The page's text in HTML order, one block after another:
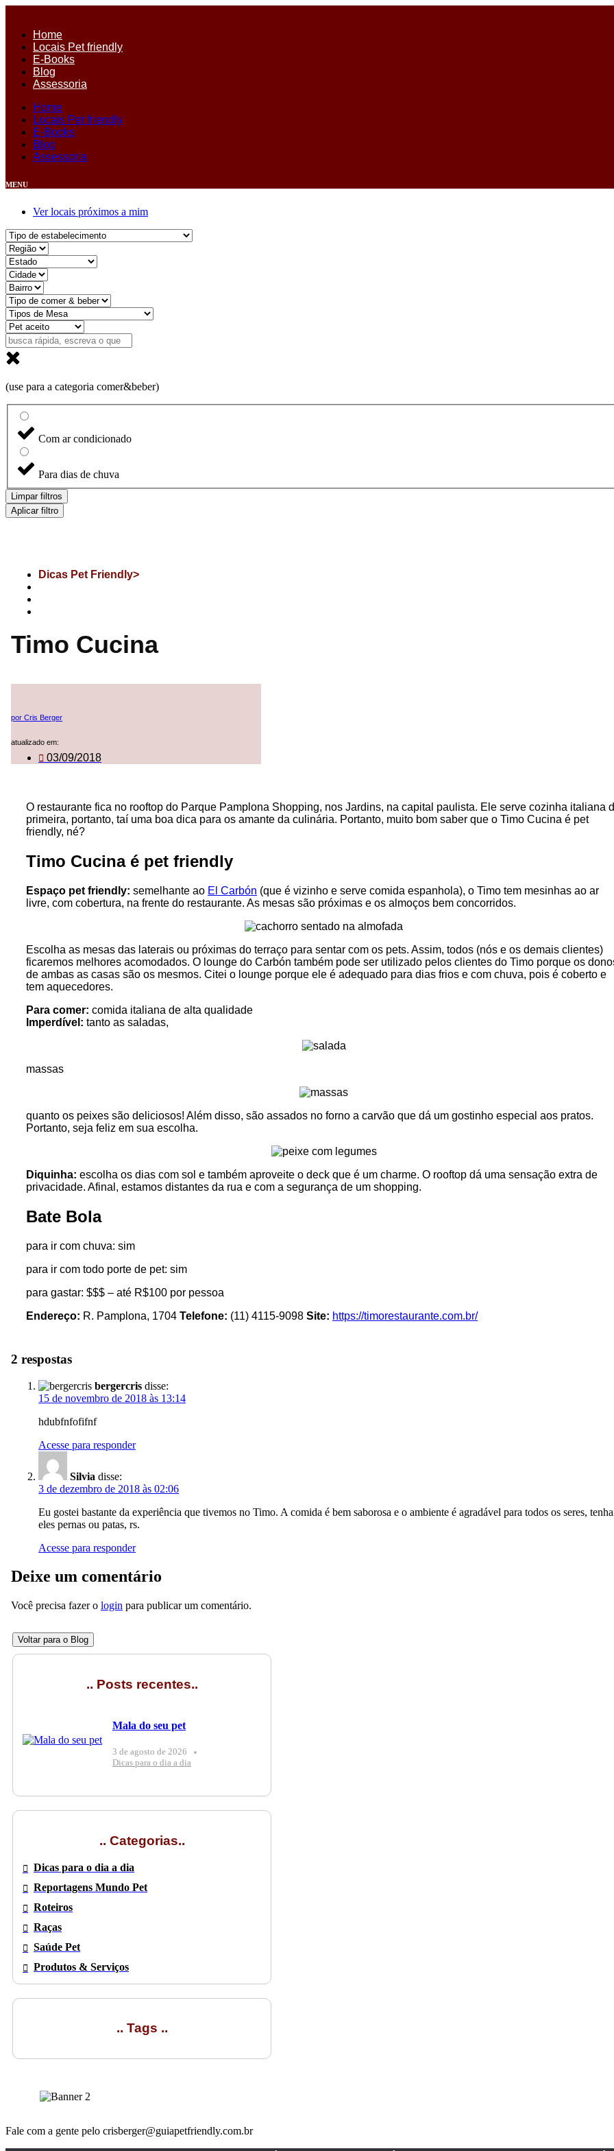
conteúdo
Home
Locais Pet friendly
E-Books
Blog
Assessoria
Home
Locais Pet friendly
E-Books
Blog
Assessoria
MENU
Ver locais próximos a mim
(use para a categoria comer&beber)
Com ar condicionado
Para dias de chuva
Limpar filtros
Aplicar filtro
Dicas Pet Friendly>
Timo Cucina
por Cris Berger
atualizado em:
03/09/2018
O restaurante fica no rooftop do Parque Pamplona Shopping, nos Jardins, na capital paulista. Ele serve cozinha italiana
primeira, portanto, taí uma boa dica para os amante da culinária. Portanto, muito bom saber que o Timo Cucina é pet
friendly, né?
Timo Cucina é pet friendly
Espaço pet friendly: semelhante ao El Carbón (que é vizinho e serve comida espanhola), o Timo tem mesinhas ao ar
livre, com cobertura, na frente do restaurante. As mesas são próximas e os almoços bem concorridos.
Escolha as mesas das laterais ou próximas do terraço para sentar com os pets. Assim, todos (nós e os demais clientes)
ficaremos melhores acomodados. O lounge do Carbón também pode ser utilizado pelos clientes do Timo porque os
de ambas as casas são os mesmos. Citei o lounge porque ele é adequado para dias frios e com chuva, pois é coberto e
tem aquecedores.
Para comer: comida italiana de alta qualidade
Imperdível: tanto as saladas,
massas
quanto os peixes são deliciosos! Além disso, são assados no forno a carvão que dá um gostinho especial aos pratos.
Portanto, seja feliz em sua escolha.
Diquinha: escolha os dias com sol e também aproveite o deck que é um charme. O rooftop dá uma sensação extra de
privacidade. Afinal, estamos distantes da rua e com a segurança de um shopping.
Bate Bola
para ir com chuva: sim
para ir com todo porte de pet: sim
para gastar: $$$ – até R$100 por pessoa
Endereço: R. Pamplona, 1704 Telefone: (11) 4115-9098 Site: https://timorestaurante.com.br/
2 respostas
bergercris disse:
15 de novembro de 2018 às 13:14
hdubfnfofifnf
Acesse para responder
Silvia disse:
3 de dezembro de 2018 às 02:06
Eu gostei bastante da experiência que tivemos no Timo. A comida é bem saborosa e o ambiente é agradável para todos os seres,
eles pernas ou patas, rs.
Acesse para responder
Deixe um comentário
Você precisa fazer o login para publicar um comentário.
Voltar para o Blog
.. Posts recentes..
Mala do seu pet
3 de agosto de 2026
Dicas para o dia a dia
.. Categorias..
Dicas para o dia a dia
Reportagens Mundo Pet
Roteiros
Raças
Saúde Pet
Produtos & Serviços
.. Tags ..
Fale com a gente pelo crisberger@guiapetfriendly.com.br